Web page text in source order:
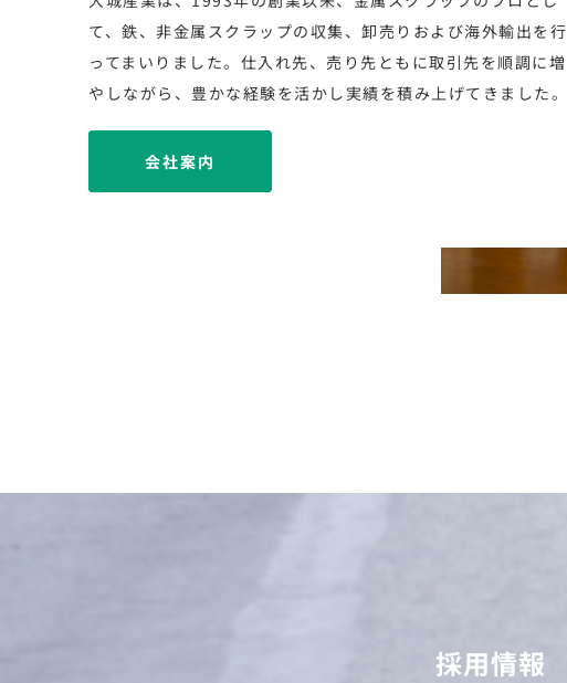
て、鉄、非金属スクラップの収集、卸売りおよび海外輸出を行
ってまいりました。仕入れ先、売り先ともに取引先を順調に増
やしながら、豊かな経験を活かし実績を積み上げてきました。
会社案内
採用情報